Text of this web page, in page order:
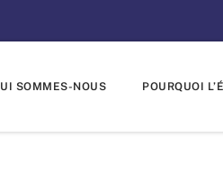
SOMMES-NOUS POURQUOI